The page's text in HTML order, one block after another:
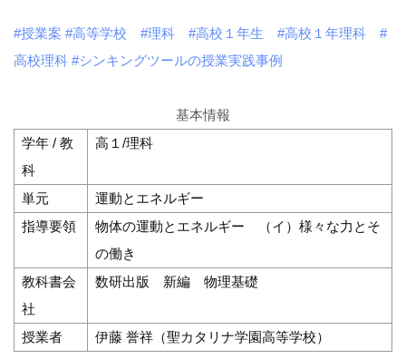
#授業案 #高等学校 #理科 #高校１年生 #高校１年理科
#
高校理科 #シンキングツールの授業実践事例
基本情報
学年 / 教
科
高１/理科
単元
運動とエネルギー
指導要領
物体の運動とエネルギー （イ）様々な力とそ
の働き
教科書会
社
数研出版 新編 物理基礎
授業者 伊藤 誉祥（聖カタリナ学園高等学校）